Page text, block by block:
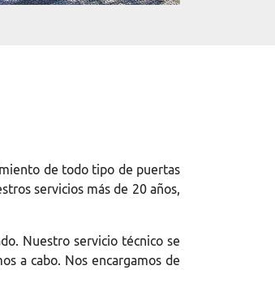
de todo tipo de puertas
servicios más de 20 años,
Nuestro servicio técnico se
a cabo. Nos encargamos de